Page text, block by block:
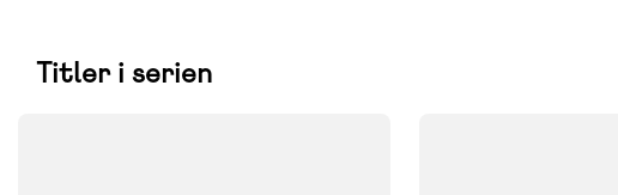
Titler i serien